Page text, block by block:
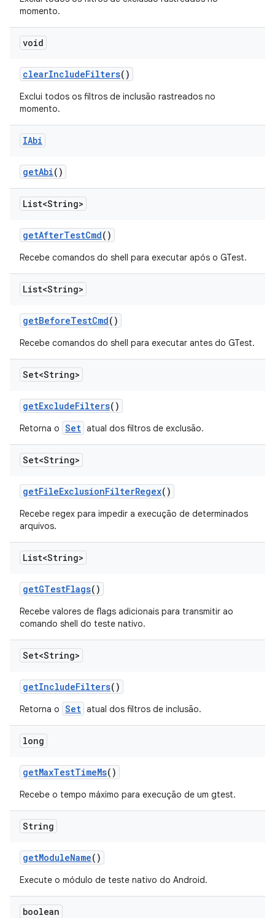
momento.
void
clearIncludeFilters()
Exclui todos os filtros de inclusão rastreados no
momento.
IAbi
getAbi()
List<String>
getAfterTestCmd()
Recebe comandos do shell para executar após o GTest.
List<String>
getBeforeTestCmd()
Recebe comandos do shell para executar antes do GTest.
Set<String>
getExcludeFilters()
Retorna o Set atual dos filtros de exclusão.
Set<String>
getFileExclusionFilterRegex()
Recebe regex para impedir a execução de determinados
arquivos.
List<String>
getGTestFlags()
Recebe valores de flags adicionais para transmitir ao
comando shell do teste nativo.
Set<String>
getIncludeFilters()
Retorna o Set atual dos filtros de inclusão.
long
getMaxTestTimeMs()
Recebe o tempo máximo para execução de um gtest.
String
getModuleName()
Execute o módulo de teste nativo do Android.
boolean